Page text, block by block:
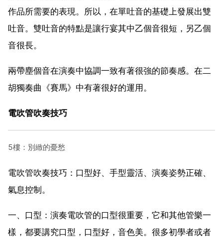
作品所需要的表現。所以，在單吐音的基礎上發展出雙
吐音。雙吐音的特點是讓行宴其中乙個音很短，另乙個
音很長。
兩帶塵個音在演奏中協調一致有著很強的節奏感。在二
胡獨奏曲《賽馬》中有著很好的運用。
電吹管吹奏技巧
5樓：別緻的憂愁
電吹管吹奏技巧：口型好、手型靈活、演奏姿勢正確、
氣息控制。
一、口型：演奏電吹管的口型很重要，它和其他管樂一
樣，都要講究口型，口型好，音色美。很多初學者或者